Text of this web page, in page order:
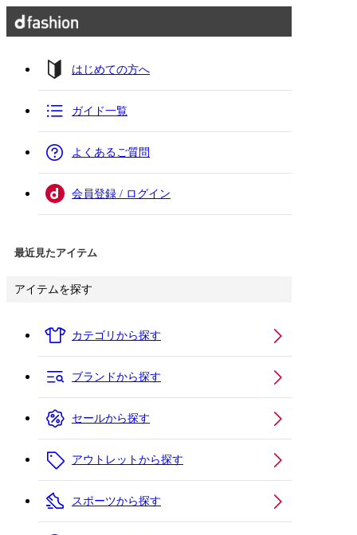
はじめての方へ
ガイド一覧
よくあるご質問
会員登録 / ログイン
最近見たアイテム
アイテムを探す
カテゴリから探す
ブランドから探す
セールから探す
アウトレットから探す
スポーツから探す